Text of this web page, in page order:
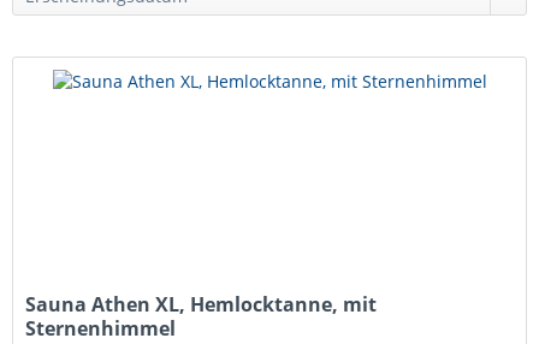
Sauna Athen XL, Hemlocktanne, mit
Sternenhimmel